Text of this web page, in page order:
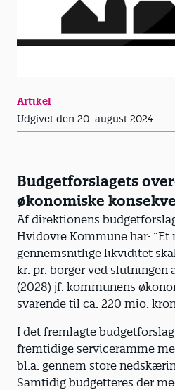
Artikel
Udgivet den 20. august 2024
Budgetforslagets
økonomiske
Af direktionens
Hvidovre Kommune har: ”Et
gennemsnitlige likviditet
kr. pr. borger ved slutningen
(2028) jf. kommunens
svarende til ca. 220 mio.
I det fremlagte
fremtidige serviceramme
bl.a. gennem store
Samtidig budgetteres der